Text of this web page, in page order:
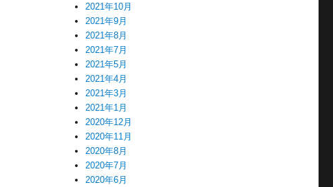
2021年10月
2021年9月
2021年8月
2021年7月
2021年5月
2021年4月
2021年3月
2021年1月
2020年12月
2020年11月
2020年8月
2020年7月
2020年6月